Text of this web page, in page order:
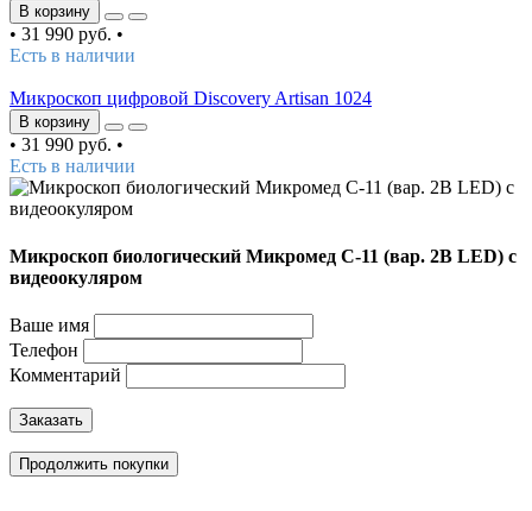
В корзину
• 31 990 руб. •
Есть в наличии
Микроскоп цифровой Discovery Artisan 1024
В корзину
• 31 990 руб. •
Есть в наличии
Микроскоп биологический Микромед С-11 (вар. 2B LED) с
видеоокуляром
Ваше имя
Телефон
Комментарий
Заказать
Продолжить покупки